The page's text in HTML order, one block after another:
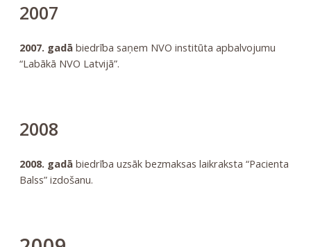
2007
2007. gadābiedrība saņem NVO institūta apbalvojumu
“Labākā NVO Latvijā”.
2008
2008. gadābiedrība uzsāk bezmaksas laikraksta “Pacienta
Balss” izdošanu.